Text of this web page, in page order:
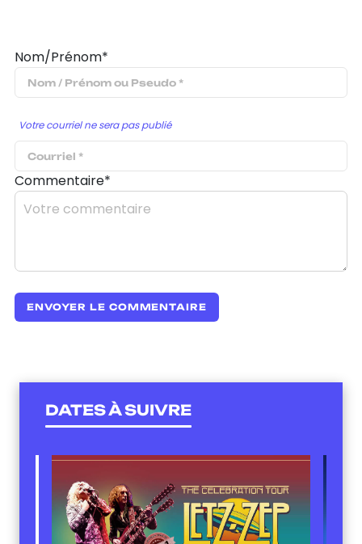
Nom/Prénom*
Votre courriel ne sera pas publié
Commentaire*
DATES À SUIVRE